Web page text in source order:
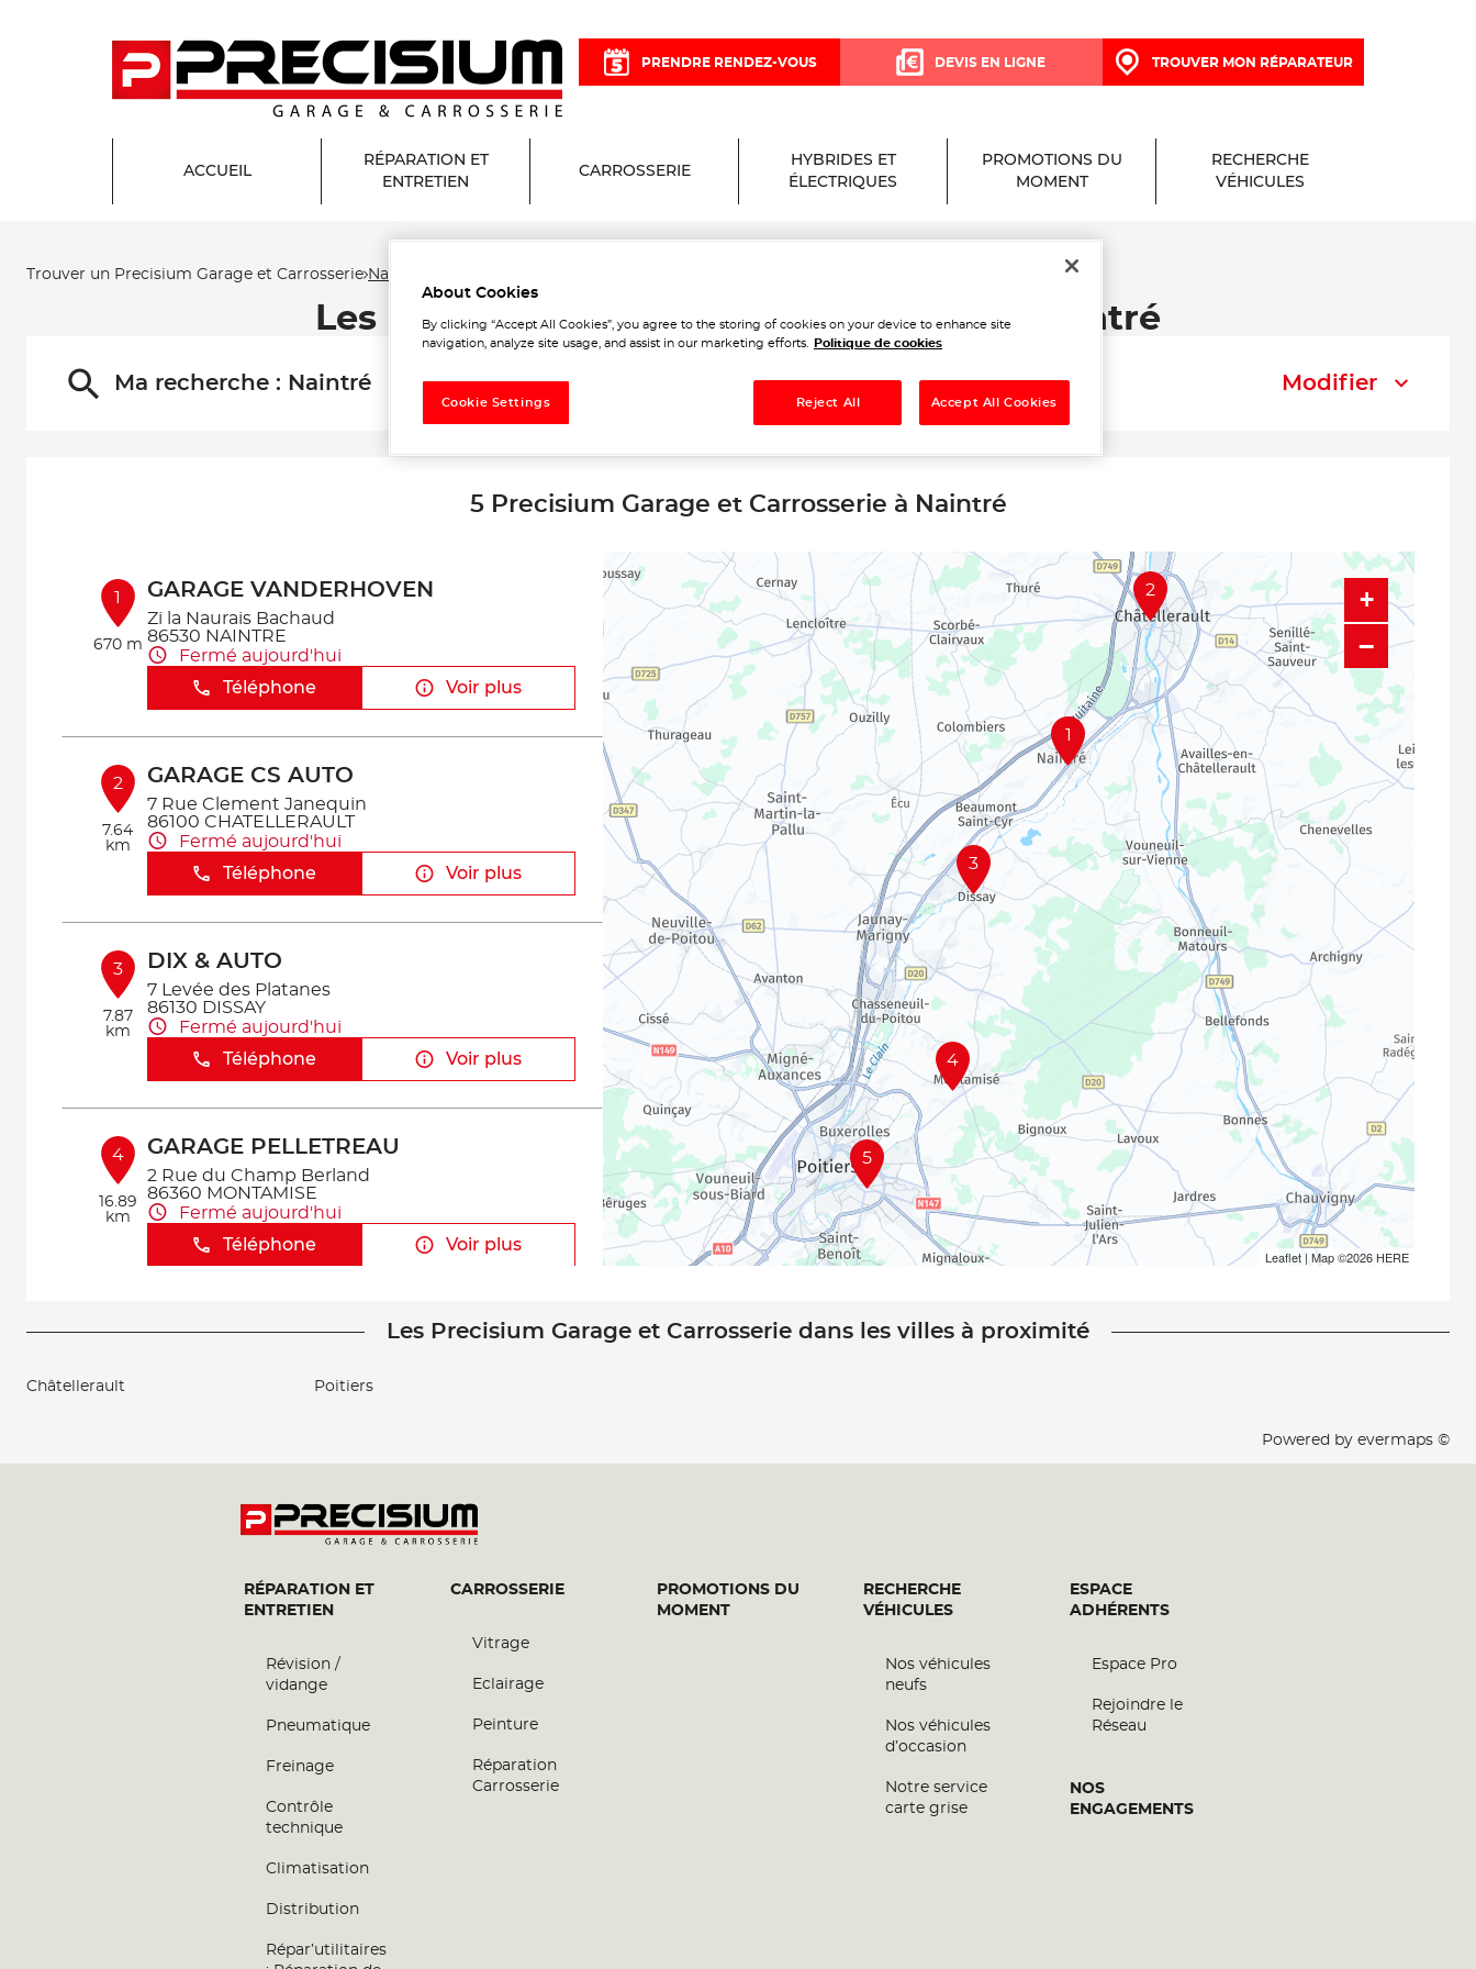
PRENDRE RENDEZ-VOUS DEVIS EN LIGNE TROUVER MON RÉPARATEUR
ACCUEIL
RÉPARATION ET
ENTRETIEN
CARROSSERIE
HYBRIDES ET
ÉLECTRIQUES
PROMOTIONS DU
MOMENT
RECHERCHE
VÉHICULES
Trouver un Precisium Garage et Carrosserie Naintré
Les Precisium Garage et Carrosserie à Naintré
Ma recherche : Naintré Modifier
5 Precisium Garage et Carrosserie à Naintré
1
670 m
GARAGE VANDERHOVEN
Zi la Naurais Bachaud
86530 NAINTRE
Fermé aujourd'hui
Téléphone
Voir plus
2
7.64
km
GARAGE CS AUTO
7 Rue Clement Janequin
86100 CHATELLERAULT
Fermé aujourd'hui
Téléphone
Voir plus
3
7.87
km
DIX & AUTO
7 Levée des Platanes
86130 DISSAY
Fermé aujourd'hui
Téléphone
Voir plus
4
16.89
km
GARAGE PELLETREAU
2 Rue du Champ Berland
86360 MONTAMISE
Fermé aujourd'hui
Téléphone
Voir plus
22.72
GARAGE FRERET & ASSOCIÉS
5
4
3
2
1
+
−
Leaflet| Map ©2026HERE
Les Precisium Garage et Carrosserie dans les villes à proximité
Châtellerault Poitiers
Powered by evermaps ©
RÉPARATION ET
ENTRETIEN
Révision /
vidange
Pneumatique
Freinage
Contrôle
technique
Climatisation
Distribution
Répar’utilitaires
CARROSSERIE
Vitrage
Eclairage
Peinture
Réparation
Carrosserie
PROMOTIONS DU
MOMENT
RECHERCHE
VÉHICULES
Nos véhicules
neufs
Nos véhicules
d’occasion
Notre service
carte grise
ESPACE
ADHÉRENTS
Espace Pro
Rejoindre le
Réseau
NOS
ENGAGEMENTS
About Cookies
By clicking “Accept All Cookies”, you agree to the storing of cookies on your device to enhance site
navigation, analyze site usage, and assist in our marketing efforts.
Politique de cookies
Reject All Accept All Cookies
Cookie Settings